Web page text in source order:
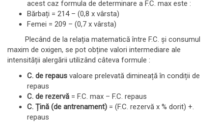
acest caz formula de determinare a F.C. max este :
Bărbați = 214 – (0,8 x vârsta)
Femei = 209 – (0,7 x vârsta)
Plecând de la relația matematică între F.C. și consumul
maxim de oxigen, se pot obține valori intermediare ale
intensității alergării utilizând câteva formule :
C. de repaus valoare prelevată dimineață în condiții de
repaus
C. de rezervă = F.C. max – F.C. repaus
C. Țină (de antrenament) = (F.C. rezervă x % dorit) +.
repaus